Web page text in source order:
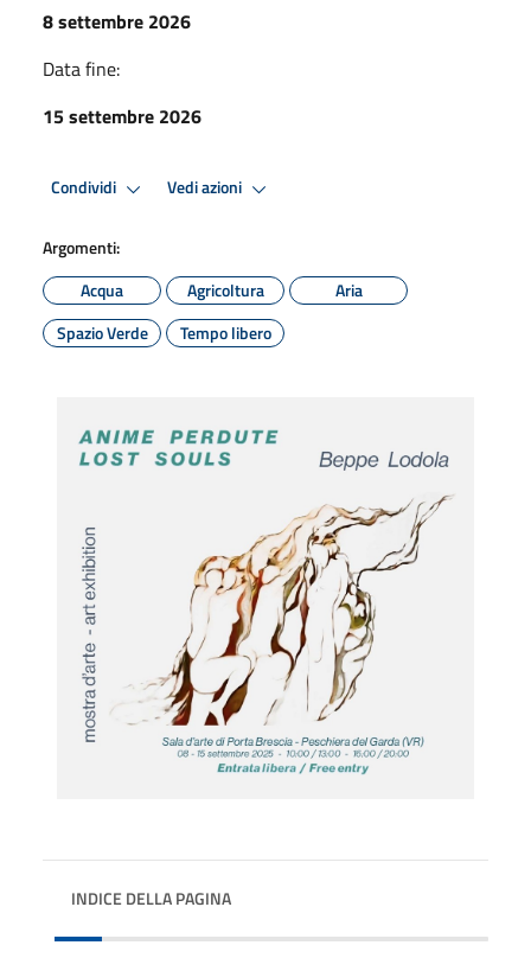
8 settembre 2026
Data fine:
15 settembre 2026
Condividi Vedi azioni
Argomenti:
Acqua
Agricoltura
Aria
Spazio Verde
Tempo libero
INDICE DELLA PAGINA